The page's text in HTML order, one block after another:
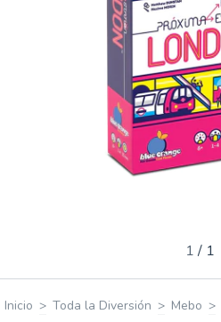
1 / 1
Inicio > Toda la Diversión > Mebo >